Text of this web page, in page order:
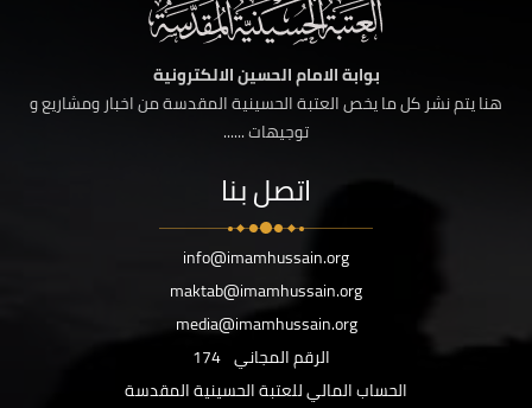
بوابة الامام الحسين الالكترونية
هنا يتم نشر كل ما يخص العتبة الحسينية المقدسة من اخبار ومشاريع و
توجيهات ......
اتصل بنا
info@imamhussain.org
maktab@imamhussain.org
media@imamhussain.org
الرقم المجاني 174
الحساب المالي للعتبة الحسينية المقدسة